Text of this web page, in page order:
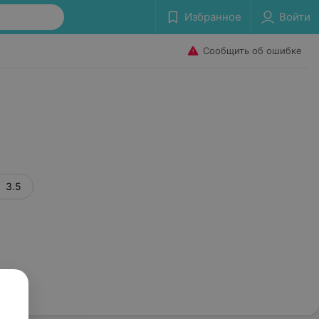
Избранное Войти
Сообщить об ошибке
3.5